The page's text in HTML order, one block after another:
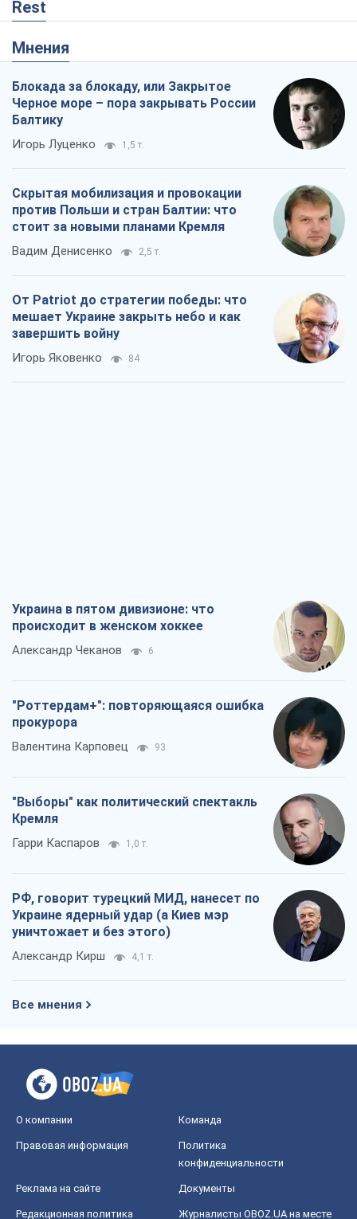
Rest
Мнения
Блокада за блокаду, или Закрытое
Черное море – пора закрывать России
Балтику
Игорь Луценко 1,5 т.
Скрытая мобилизация и провокации
против Польши и стран Балтии: что
стоит за новыми планами Кремля
Вадим Денисенко 2,5 т.
От Patriot до стратегии победы: что
мешает Украине закрыть небо и как
завершить войну
Игорь Яковенко 84
Украина в пятом дивизионе: что
происходит в женском хоккее
Александр Чеканов 6
"Роттердам+": повторяющаяся ошибка
прокурора
Валентина Карповец 93
"Выборы" как политический спектакль
Кремля
Гарри Каспаров 1,0 т.
РФ, говорит турецкий МИД, нанесет по
Украине ядерный удар (а Киев мэр
уничтожает и без этого)
Александр Кирш 4,1 т.
Все мнения
О компании Команда
Правовая информация
Политика
конфиденциальности
Реклама на сайте Документы
Редакционная политика
Журналисты OBOZ.UA на месте